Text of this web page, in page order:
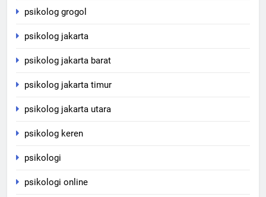
psikolog grogol
psikolog jakarta
psikolog jakarta barat
psikolog jakarta timur
psikolog jakarta utara
psikolog keren
psikologi
psikologi online